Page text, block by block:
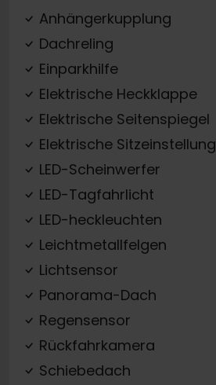
Anhängerkupplung
Dachreling
Einparkhilfe
Elektrische Heckklappe
Elektrische Seitenspiegel
Elektrische Sitzeinstellung
LED-Scheinwerfer
LED-Tagfahrlicht
LED-heckleuchten
Leichtmetallfelgen
Lichtsensor
Panorama-Dach
Regensensor
Rückfahrkamera
Schiebedach